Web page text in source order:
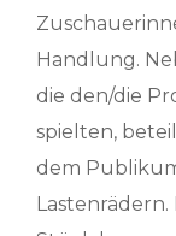
Handlung.
die den/die
spielten,
dem